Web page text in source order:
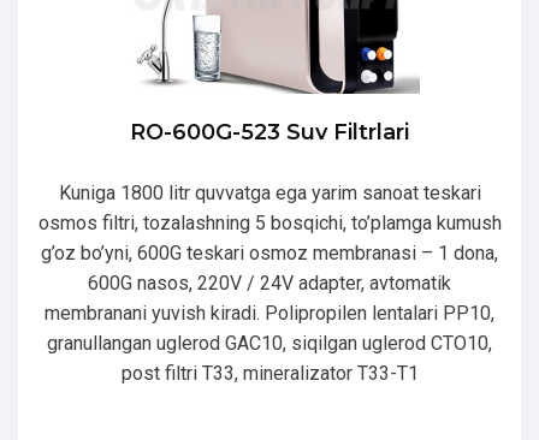
RO-600G-523 Suv Filtrlari
Kuniga 1800 litr quvvatga ega yarim sanoat teskari
osmos filtri, tozalashning 5 bosqichi, to’plamga kumush
g’oz bo’yni, 600G teskari osmoz membranasi – 1 dona,
600G nasos, 220V / 24V adapter, avtomatik
membranani yuvish kiradi. Polipropilen lentalari PP10,
granullangan uglerod GAC10, siqilgan uglerod CTO10,
post filtri T33, mineralizator T33-T1